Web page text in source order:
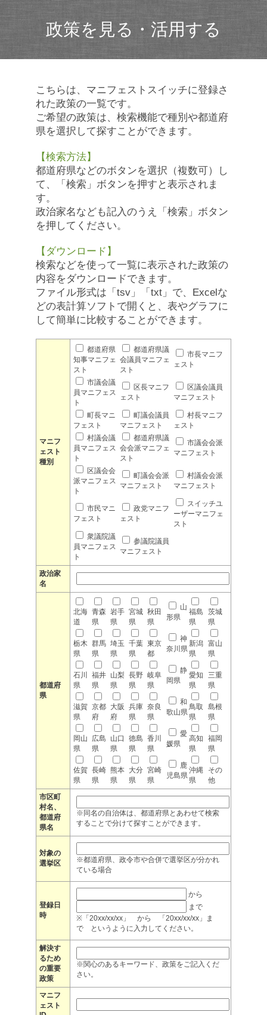
政策を見る・活用する
こちらは、マニフェストスイッチに登録さ
れた政策の一覧です。
ご希望の政策は、検索機能で種別や都道府
県を選択して探すことができます。
【検索方法】
都道府県などのボタンを選択（複数可）し
て、「検索」ボタンを押すと表示されま
す。
政治家名なども記入のうえ「検索」ボタン
を押してください。
【ダウンロード】
検索などを使って一覧に表示された政策の
内容をダウンロードできます。
ファイル形式は「tsv」「txt」で、Excelな
どの表計算ソフトで開くと、表やグラフに
して簡単に比較することができます。
マニフ
ェスト
種別
都道府県
知事マニフェ
スト
都道府県議
会議員マニフェ
スト
市長マニフ
ェスト
市議会議
員マニフェス
ト
区長マニフ
ェスト
区議会議員
マニフェスト
町長マニ
フェスト
町議会議員
マニフェスト
村長マニフ
ェスト
村議会議
員マニフェス
ト
都道府県議
会会派マニフェ
スト
市議会会派
マニフェスト
区議会会
派マニフェス
ト
町議会会派
マニフェスト
村議会会派
マニフェスト
市民マニ
フェスト
政党マニフ
ェスト
スイッチユ
ーザーマニフェ
スト
衆議院議
員マニフェス
ト
参議院議員
マニフェスト
政治家
名
都道府
県
北海
道
青森
県
岩手
県
宮城
県
秋田
県
山
形県
福島
県
茨城
県
栃木
県
群馬
県
埼玉
県
千葉
県
東京
都
神
奈川県
新潟
県
富山
県
石川
県
福井
県
山梨
県
長野
県
岐阜
県
静
岡県
愛知
県
三重
県
滋賀
県
京都
府
大阪
府
兵庫
県
奈良
県
和
歌山県
鳥取
県
島根
県
岡山
県
広島
県
山口
県
徳島
県
香川
県
愛
媛県
高知
県
福岡
県
佐賀
県
長崎
県
熊本
県
大分
県
宮崎
県
鹿
児島県
沖縄
県
その
他
市区町
村名、
都道府
県名
※同名の自治体は、都道府県とあわせて検索
することで分けて探すことができます。
対象の
選挙区
※都道府県、政令市や合併で選挙区が分かれ
ている場合
登録日
時
から
まで
※「20xx/xx/xx」 から 「20xx/xx/xx」ま
で というように入力してください。
解決す
るため
の重要
政策
※関心のあるキーワード、政策をご記入くだ
さい。
マニフ
ェスト